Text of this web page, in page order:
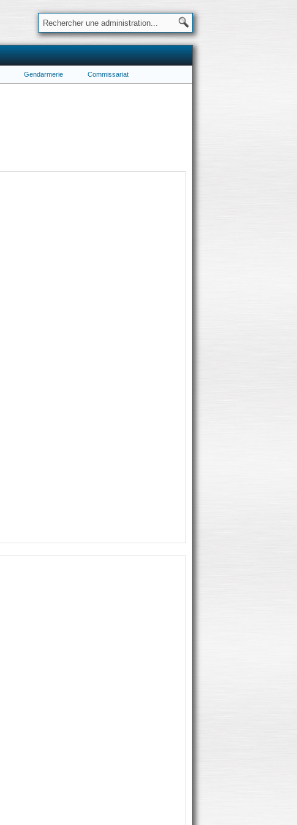
Gendarmerie Commissariat